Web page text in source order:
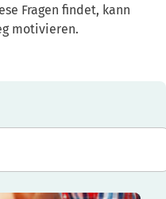
Fragen findet, kann
motivieren.